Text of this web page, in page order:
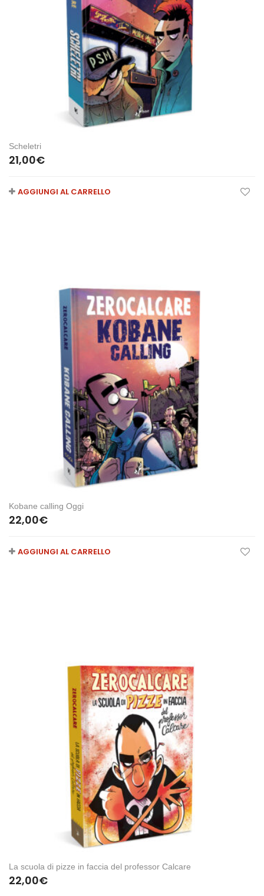
Scheletri
21,00€
AGGIUNGI AL CARRELLO
Kobane calling Oggi
22,00€
AGGIUNGI AL CARRELLO
La scuola di pizze in faccia del professor Calcare
22,00€